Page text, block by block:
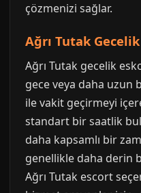
çözmenizi sağlar.
Ağrı Tutak
Ağrı Tutak gecelik
gece veya daha
ile vakit geçirmeyi
standart bir saatlik
daha kapsamlı bir
genellikle daha derin
Ağrı Tutak escort